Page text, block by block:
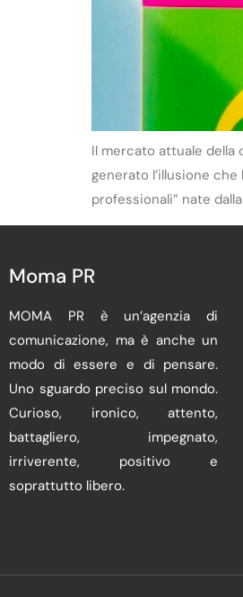
Il mercato attuale
generato l’illusione
professionali” nate
Moma PR
MOMA PR è un’agenzia di
comunicazione, ma è anche un
modo di essere e di pensare.
Uno sguardo preciso sul mondo.
Curioso, ironico, attento,
battagliero, impegnato,
irriverente, positivo e
soprattutto libero.